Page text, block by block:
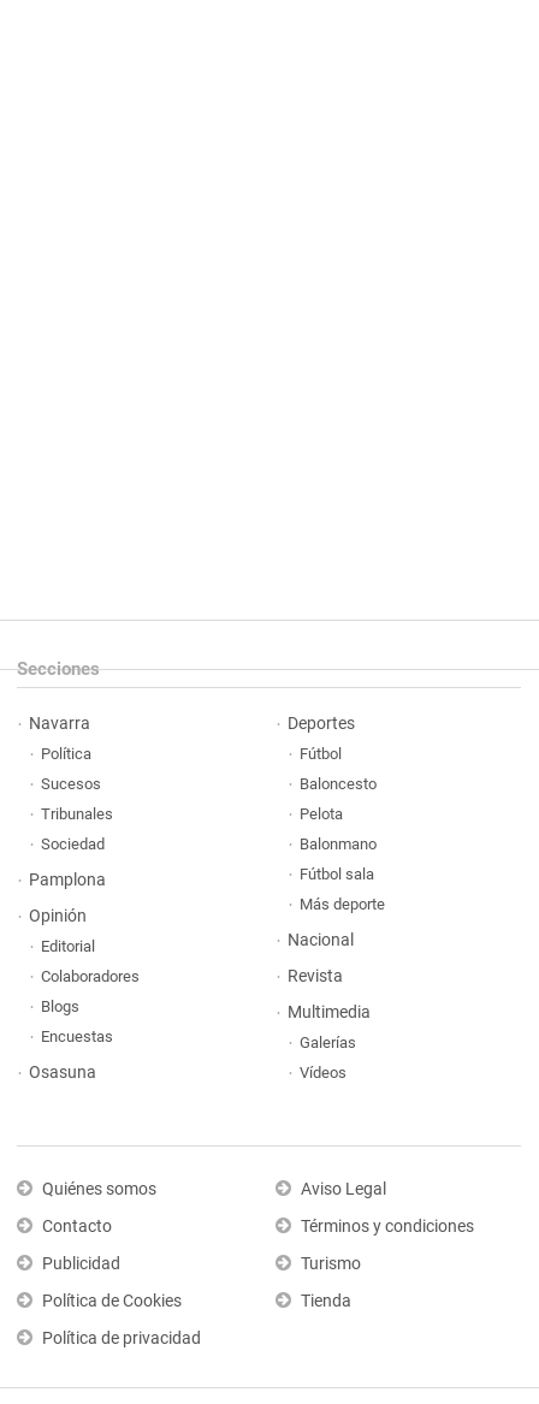
Secciones
Navarra
Política
Sucesos
Tribunales
Sociedad
Pamplona
Opinión
Editorial
Colaboradores
Blogs
Encuestas
Osasuna
Deportes
Fútbol
Baloncesto
Pelota
Balonmano
Fútbol sala
Más deporte
Nacional
Revista
Multimedia
Galerías
Vídeos
Quiénes somos
Contacto
Publicidad
Política de Cookies
Política de privacidad
Aviso Legal
Términos y condiciones
Turismo
Tienda